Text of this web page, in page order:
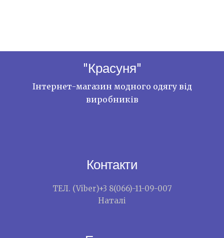
"Красуня"
Інтернет-магазин модного одягу від
виробників
Контакти
ТЕЛ. (Viber)+3 8(066)-11-09-007
Наталі